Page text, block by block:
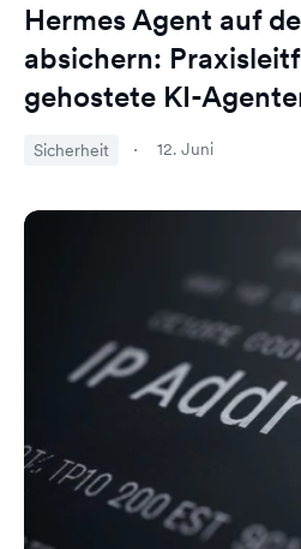
Hermes Agent auf
absichern:
gehostete KI-
Sicherheit 12. Juni